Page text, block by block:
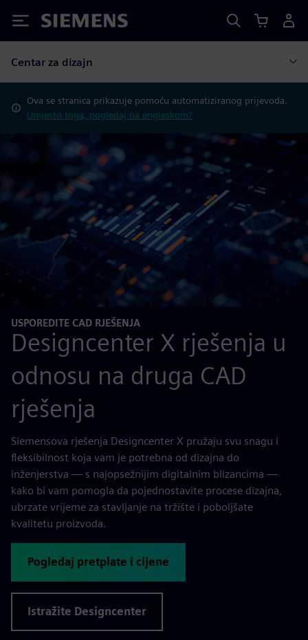
Siemens
Centar za dizajn
Ova se stranica prikazuje pomoću automatiziranog prijevoda.
Umjesto toga, pogledaj na engleskom?
USPOREDITE CAD RJEŠENJA
Designcenter X rješenja u
odnosu na druga CAD
rješenja
Siemensova rješenja Designcenter X pružaju svu snagu i
fleksibilnost koja vam je potrebna od dizajna do
inženjerstva — s najopsežnijim digitalnim blizancima —
kako bi vam pomogla da pojednostavite procese dizajna,
ubrzate vrijeme za stavljanje na tržište i poboljšate
kvalitetu proizvoda.
Pogledaj pretplate i cijene
Istražite Designcenter